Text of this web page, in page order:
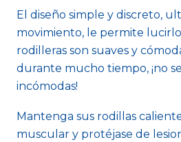
El diseño simple y discreto,
movimiento, le permite
rodilleras son suaves y
durante mucho tiempo, ¡no
incómodas!
Mantenga sus rodillas
muscular y protéjase de